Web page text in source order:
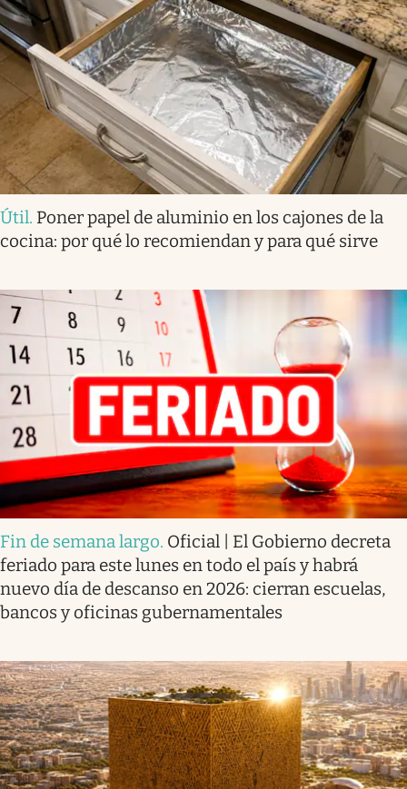
Útil. Poner papel de aluminio en los cajones de la
cocina: por qué lo recomiendan y para qué sirve
Fin de semana largo. Oficial | El Gobierno decreta
feriado para este lunes en todo el país y habrá
nuevo día de descanso en 2026: cierran escuelas,
bancos y oficinas gubernamentales